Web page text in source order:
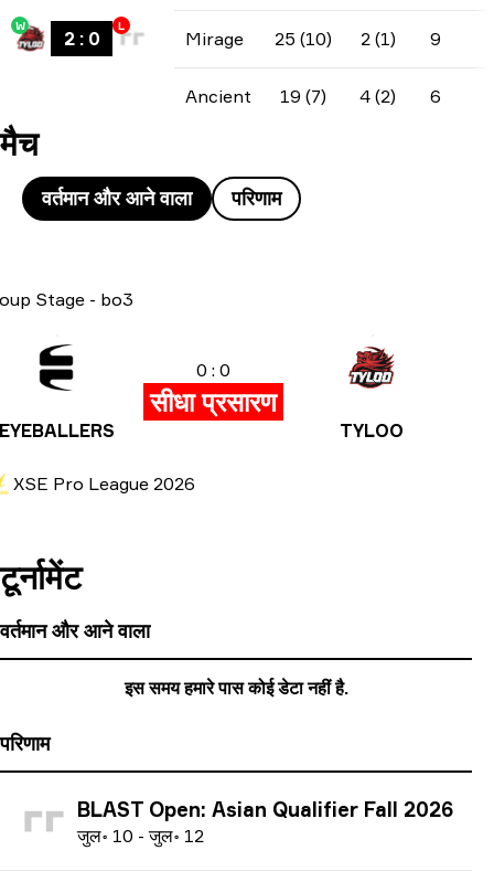
W
2: 0
L
Mirage 25 (10) 2 (1) 9
Ancient 19 (7) 4 (2) 6
मैच
वर्तमान और आने वाला परिणाम
Stage - bo3
0 : 0
सीधा प्रसारण
TYLOO
XSE Pro League 2026
टूर्नामेंट
वर्तमान और आने वाला
इस समय हमारे पास कोई डेटा नहीं है.
परिणाम
BLAST Open: Asian Qualifier Fall 2026
जुल॰ 10 -जुल॰ 12